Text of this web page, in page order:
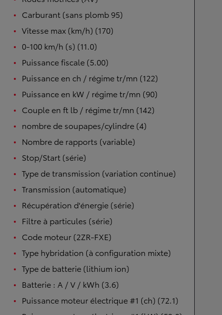
Carburant (sans plomb 95)
Vitesse max (km/h) (170)
0-100 km/h (s) (11.0)
Puissance fiscale (5.00)
Puissance en ch / régime tr/mn (122)
Puissance en kW / régime tr/mn (90)
Couple en ft lb / régime tr/mn (142)
nombre de soupapes/cylindre (4)
Nombre de rapports (variable)
Stop/Start (série)
Type de transmission (variation continue)
Transmission (automatique)
Récupération d'énergie (série)
Filtre à particules (série)
Code moteur (2ZR-FXE)
Type hybridation (à configuration mixte)
Type de batterie (lithium ion)
Batterie : A / V / kWh (3.6)
Puissance moteur électrique #1 (ch) (72.1)